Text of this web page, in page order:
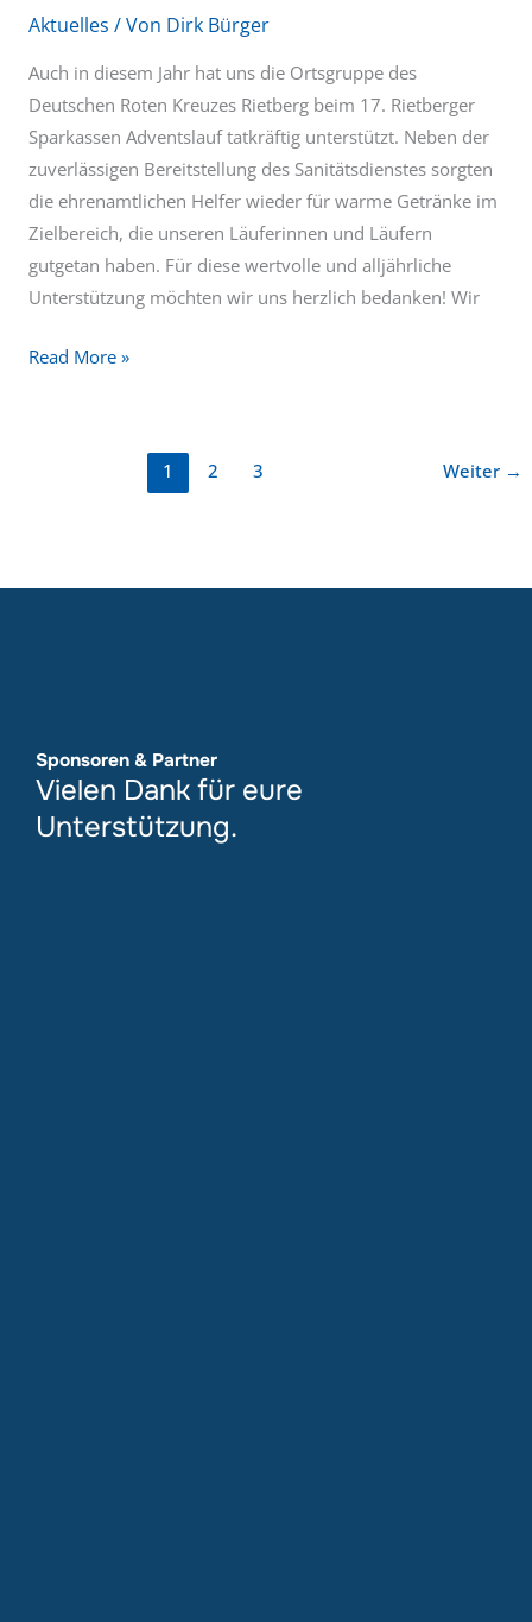
Aktuelles / Von Dirk Bürger
Auch in diesem Jahr hat uns die Ortsgruppe des
Deutschen Roten Kreuzes Rietberg beim 17. Rietberger
Sparkassen Adventslauf tatkräftig unterstützt. Neben der
zuverlässigen Bereitstellung des Sanitätsdienstes sorgten
die ehrenamtlichen Helfer wieder für warme Getränke im
Zielbereich, die unseren Läuferinnen und Läufern
gutgetan haben. Für diese wertvolle und alljährliche
Unterstützung möchten wir uns herzlich bedanken! Wir
Rote
Kreuz
Rietberg
aus
Mehreinnahmen
beim
Adventslauf
Read More »
1 2 3 Weiter →
Sponsoren & Partner
Vielen Dank für eure
Unterstützung.